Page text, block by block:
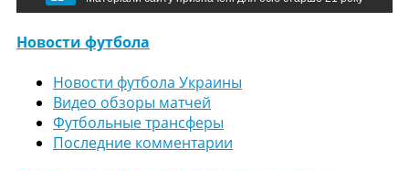
Новости футбола
Новости футбола Украины
Видео обзоры матчей
Футбольные трансферы
Последние комментарии